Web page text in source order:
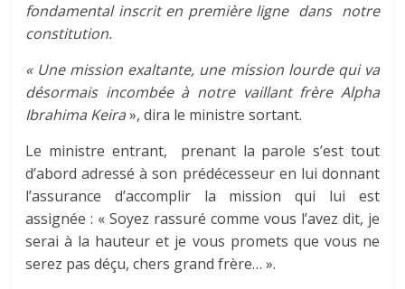
fondamental inscrit en première ligne dans notre
constitution.
« Une mission exaltante, une mission lourde qui va
désormais incombée à notre vaillant frère Alpha
Ibrahima Keira», dira le ministre sortant.
Le ministre entrant, prenant la parole s’est tout
d’abord adressé à son prédécesseur en lui donnant
l’assurance d’accomplir la mission qui lui est
assignée : « Soyez rassuré comme vous l’avez dit, je
serai à la hauteur et je vous promets que vous ne
serez pas déçu, chers grand frère… ».